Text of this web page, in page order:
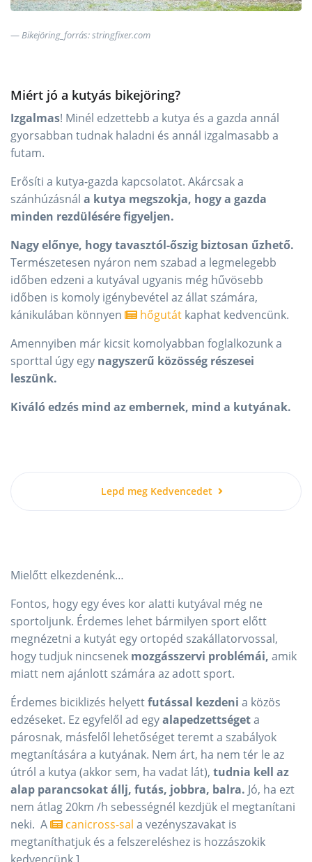
Bikejöring_forrás: stringfixer.com
Miért jó a kutyás bikejöring?
Izgalmas! Minél edzettebb a kutya és a gazda annál
gyorsabban tudnak haladni és annál izgalmasabb a
futam.
Erősíti a kutya-gazda kapcsolatot. Akárcsak a
szánhúzásnál a kutya megszokja, hogy a gazda
minden rezdülésére figyeljen.
Nagy előnye, hogy tavasztól-őszig biztosan űzhető.
Természetesen nyáron nem szabad a legmelegebb
időben edzeni a kutyával ugyanis még hűvösebb
időben is komoly igénybevétel az állat számára,
kánikulában könnyen
hőgutát kaphat kedvencünk.
Amennyiben már kicsit komolyabban foglalkozunk a
sporttal úgy egy nagyszerű közösség részesei
leszünk.
Kiváló edzés mind az embernek, mind a kutyának.
Lepd meg Kedvencedet
Mielőtt elkezdenénk…
Fontos, hogy egy éves kor alatti kutyával még ne
sportoljunk. Érdemes lehet bármilyen sport előtt
megnézetni a kutyát egy ortopéd szakállatorvossal,
hogy tudjuk nincsenek mozgásszervi problémái, amik
miatt nem ajánlott számára az adott sport.
Érdemes biciklizés helyettfutással kezdeni a közös
edzéseket. Ez egyfelől ad egyalapedzettségeta
párosnak, másfelől lehetőséget teremt a szabályok
megtanítására a kutyának. Nem árt, ha nem tér le az
útról a kutya (akkor sem, ha vadat lát), tudnia kell az
alap parancsokat állj, futás, jobbra, balra. Jó, ha ezt
nem átlag 20km /h sebességnél kezdjük el megtanítani
neki. A
canicross-sal a vezényszavakat is
megtaníthatjuk és a felszereléshez is hozzászokik